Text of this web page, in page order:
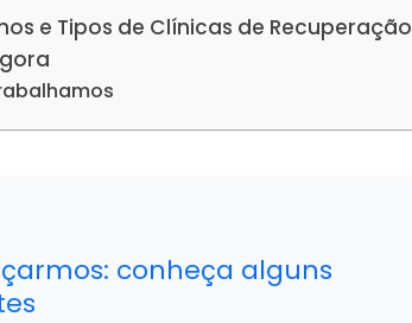
e Tipos de Clínicas de Recuperação
conheça alguns